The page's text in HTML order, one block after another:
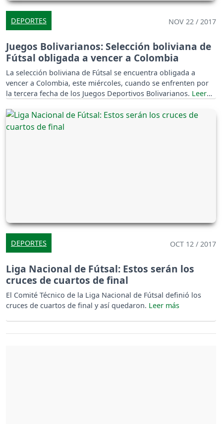
DEPORTES NOV 22 / 2017
Juegos Bolivarianos: Selección boliviana de
Fútsal obligada a vencer a Colombia
La selección boliviana de Fútsal se encuentra obligada a
vencer a Colombia, este miércoles, cuando se enfrenten por
la tercera fecha de los Juegos Deportivos Bolivarianos.
DEPORTES OCT 12 / 2017
Liga Nacional de Fútsal: Estos serán los
cruces de cuartos de final
El Comité Técnico de la Liga Nacional de Fútsal definió los
cruces de cuartos de final y así quedaron.